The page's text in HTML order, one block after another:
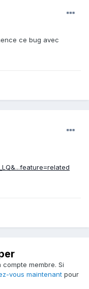
ce bug avec
membre. Si
vous maintenant pour